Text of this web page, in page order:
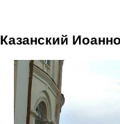
Казанский